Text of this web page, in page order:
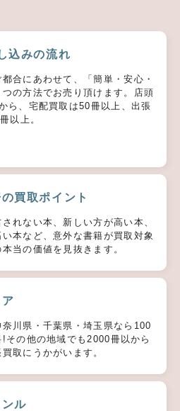
込みの流れ
合にあわせて、「簡単・安心・
の方法でお売り頂けます。店頭
ら、宅配買取は50冊以上、出張
以上。
買取ポイント
れない本、新しい方が高い本、
本など、意外な書籍が買取対象
当の価値を見抜きます。
川県・千葉県・埼玉県なら100
その他の地域でも2000冊以から
取にうかがいます。
ル